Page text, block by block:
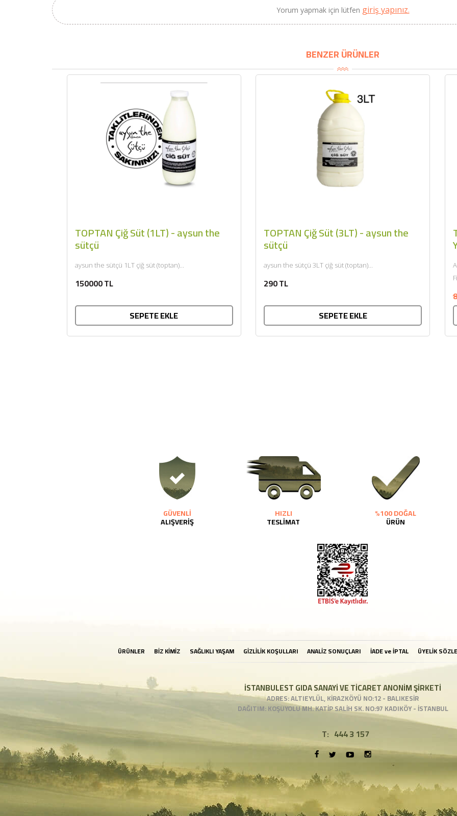
Yorum yapmak için lütfen giriş yapınız.
BENZER ÜRÜNLER
TOPTAN Çiğ Süt (1LT) - aysun the
sütçü
aysun the sütçü 1LT çiğ süt (toptan)...
150000 TL
SEPETE EKLE
TOPTAN Çiğ Süt (3LT) - aysun the
sütçü
aysun the sütçü 3LT çiğ süt (toptan)...
290 TL
SEPETE EKLE
GÜVENLİ
ALIŞVERİŞ
HIZLI
TESLİMAT
%100 DOĞAL
ÜRÜN
ÜRÜNLER BİZ KİMİZ SAĞLIKLI YAŞAM GİZLİLİK KOŞULLARI ANALİZ SONUÇLARI İADE ve İPTAL ÜYELİK
İSTANBULEST GIDA SANAYİ VE TİCARET ANONİM ŞİRKETİ
ADRES: ALTIEYLÜL, KİRAZKÖYÜ NO:12 - BALIKESİR
DAĞITIM: KOŞUYOLU MH. KATİP SALİH SK. NO:97 KADIKÖY - İSTANBUL
T: 444 3 157
2320,00 TL
Sızma Zeytinyağı (2025
Yeni Hasat, Güney Ege, 5